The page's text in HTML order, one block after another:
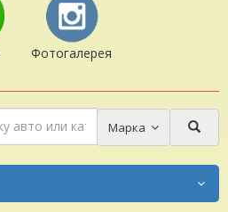
Фотогалерея
Марка